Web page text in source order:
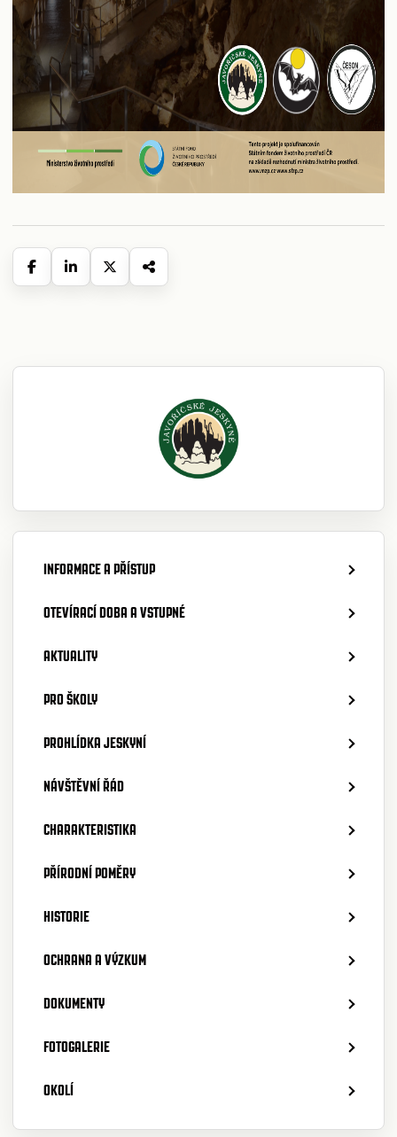
INFORMACE A PŘÍSTUP
OTEVÍRACÍ DOBA A VSTUPNÉ
AKTUALITY
PRO ŠKOLY
PROHLÍDKA JESKYNÍ
NÁVŠTĚVNÍ ŘÁD
CHARAKTERISTIKA
PŘÍRODNÍ POMĚRY
HISTORIE
OCHRANA A VÝZKUM
DOKUMENTY
FOTOGALERIE
OKOLÍ